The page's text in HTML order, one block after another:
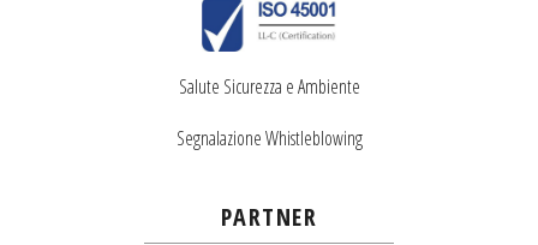
Salute Sicurezza e Ambiente
Segnalazione Whistleblowing
PARTNER